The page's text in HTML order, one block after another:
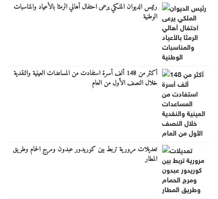
رئيس الديوان الملكي يرعى احتفال أهالي الرمثا بالأعياد والمناسبات
الوطنية
أكثر من 148 ألف أسرة استفادت من المساعدات العينية والنقدية
خلال النصف الأول من العام
تعديلات مرورية تربط بين كوريدور عبدون ومرج الحمام وطريق
المطار